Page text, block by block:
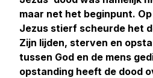
maar net het beginpunt.
Jezus stierf scheurde het
Zijn lijden, sterven en
tussen God en de mens
opstanding heeft de dood